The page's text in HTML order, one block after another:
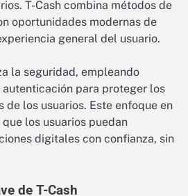
T-Cash combina métodos de
oportunidades modernas de
general del usuario.
la seguridad, empleando
para proteger los
de los usuarios. Este enfoque en
los usuarios puedan
digitales con confianza, sin
de T-Cash